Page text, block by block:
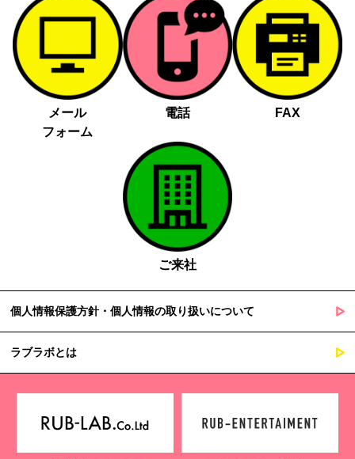
メール
フォーム
電話 FAX
ご来社
個人情報保護方針・個人情報の取り扱いについて
ラブラボとは